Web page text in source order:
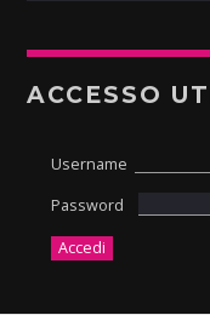
ACCESSO
Username
Password